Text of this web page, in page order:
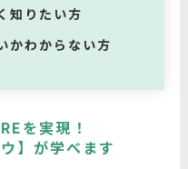
知りたい方
かわからない方
を実現！
】が学べます